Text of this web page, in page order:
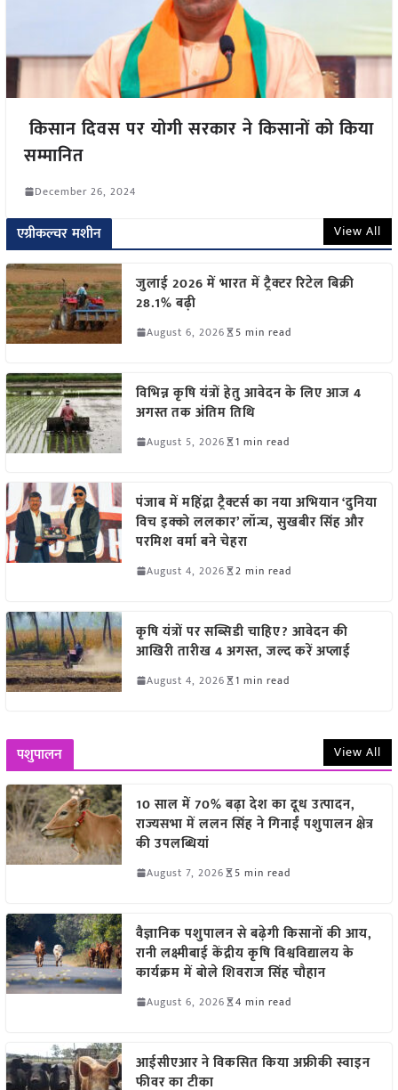
किसान दिवस पर योगी सरकार ने किसानों को किया
सम्मानित
December 26, 2024
एग्रीकल्चर मशीन View All
जुलाई 2026 में भारत में ट्रैक्टर रिटेल बिक्री
28.1% बढ़ी
August 6, 2026 5 min read
विभिन्न कृषि यंत्रों हेतु आवेदन के लिए आज 4
अगस्त तक अंतिम तिथि
August 5, 2026 1 min read
पंजाब में महिंद्रा ट्रैक्टर्स का नया अभियान ‘दुनिया
विच इक्को ललकार’ लॉन्च, सुखबीर सिंह और
परमिश वर्मा बने चेहरा
August 4, 2026 2 min read
कृषि यंत्रों पर सब्सिडी चाहिए? आवेदन की
आखिरी तारीख 4 अगस्त, जल्द करें अप्लाई
August 4, 2026 1 min read
पशुपालन View All
10 साल में 70% बढ़ा देश का दूध उत्पादन,
राज्यसभा में ललन सिंह ने गिनाईं पशुपालन क्षेत्र
की उपलब्धियां
August 7, 2026 5 min read
वैज्ञानिक पशुपालन से बढ़ेगी किसानों की आय,
रानी लक्ष्मीबाई केंद्रीय कृषि विश्वविद्यालय के
कार्यक्रम में बोले शिवराज सिंह चौहान
August 6, 2026 4 min read
आईसीएआर ने विकसित किया अफ्रीकी स्वाइन
फीवर का टीका